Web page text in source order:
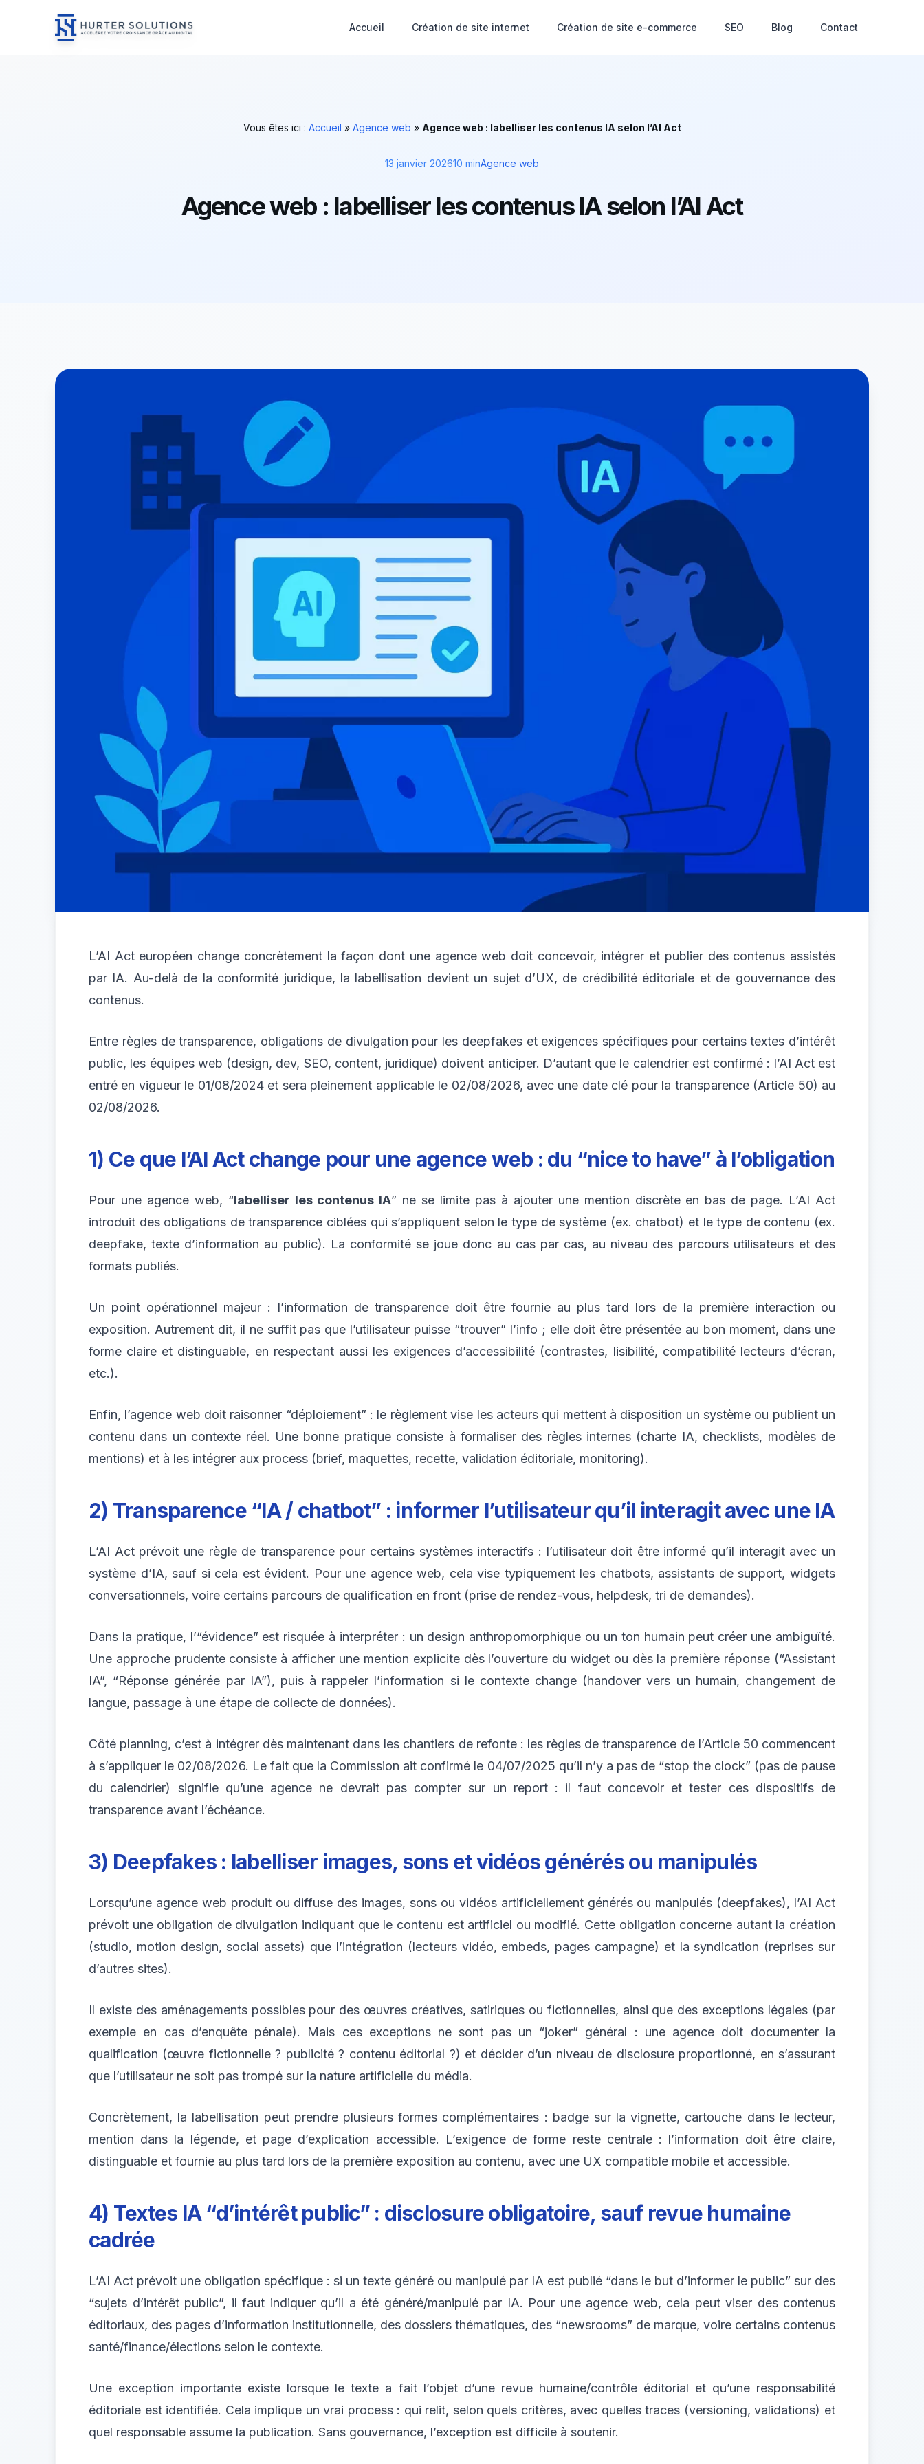
Accueil Création de site internet Création de site e-commerce SEO Blog Contact
Vous êtes ici : Accueil » Agence web » Agence web : labelliser les contenus IA selon l’AI Act
13 janvier 202610 minAgence web
Agence web : labelliser les contenus IA selon l’AI Act
L’AI Act européen change concrètement la façon dont une agence web doit concevoir, intégrer et publier des contenus assistés
par IA. Au-delà de la conformité juridique, la labellisation devient un sujet d’UX, de crédibilité éditoriale et de gouvernance des
contenus.
Entre règles de transparence, obligations de divulgation pour les deepfakes et exigences spécifiques pour certains textes d’intérêt
public, les équipes web (design, dev, SEO, content, juridique) doivent anticiper. D’autant que le calendrier est confirmé : l’AI Act est
entré en vigueur le 01/08/2024 et sera pleinement applicable le 02/08/2026, avec une date clé pour la transparence (Article 50) au
02/08/2026.
1) Ce que l’AI Act change pour une agence web : du “nice to have” à l’obligation
Pour une agence web, “labelliser les contenus IA” ne se limite pas à ajouter une mention discrète en bas de page. L’AI Act
introduit des obligations de transparence ciblées qui s’appliquent selon le type de système (ex. chatbot) et le type de contenu (ex.
deepfake, texte d’information au public). La conformité se joue donc au cas par cas, au niveau des parcours utilisateurs et des
formats publiés.
Un point opérationnel majeur : l’information de transparence doit être fournie au plus tard lors de la première interaction ou
exposition. Autrement dit, il ne suffit pas que l’utilisateur puisse “trouver” l’info ; elle doit être présentée au bon moment, dans une
forme claire et distinguable, en respectant aussi les exigences d’accessibilité (contrastes, lisibilité, compatibilité lecteurs d’écran,
etc.).
Enfin, l’agence web doit raisonner “déploiement” : le règlement vise les acteurs qui mettent à disposition un système ou publient un
contenu dans un contexte réel. Une bonne pratique consiste à formaliser des règles internes (charte IA, checklists, modèles de
mentions) et à les intégrer aux process (brief, maquettes, recette, validation éditoriale, monitoring).
2) Transparence “IA / chatbot” : informer l’utilisateur qu’il interagit avec une IA
L’AI Act prévoit une règle de transparence pour certains systèmes interactifs : l’utilisateur doit être informé qu’il interagit avec un
système d’IA, sauf si cela est évident. Pour une agence web, cela vise typiquement les chatbots, assistants de support, widgets
conversationnels, voire certains parcours de qualification en front (prise de rendez-vous, helpdesk, tri de demandes).
Dans la pratique, l’“évidence” est risquée à interpréter : un design anthropomorphique ou un ton humain peut créer une ambiguïté.
Une approche prudente consiste à afficher une mention explicite dès l’ouverture du widget ou dès la première réponse (“Assistant
IA”, “Réponse générée par IA”), puis à rappeler l’information si le contexte change (handover vers un humain, changement de
langue, passage à une étape de collecte de données).
Côté planning, c’est à intégrer dès maintenant dans les chantiers de refonte : les règles de transparence de l’Article 50 commencent
à s’appliquer le 02/08/2026. Le fait que la Commission ait confirmé le 04/07/2025 qu’il n’y a pas de “stop the clock” (pas de pause
du calendrier) signifie qu’une agence ne devrait pas compter sur un report : il faut concevoir et tester ces dispositifs de
transparence avant l’échéance.
3) Deepfakes : labelliser images, sons et vidéos générés ou manipulés
Lorsqu’une agence web produit ou diffuse des images, sons ou vidéos artificiellement générés ou manipulés (deepfakes), l’AI Act
prévoit une obligation de divulgation indiquant que le contenu est artificiel ou modifié. Cette obligation concerne autant la création
(studio, motion design, social assets) que l’intégration (lecteurs vidéo, embeds, pages campagne) et la syndication (reprises sur
d’autres sites).
Il existe des aménagements possibles pour des œuvres créatives, satiriques ou fictionnelles, ainsi que des exceptions légales (par
exemple en cas d’enquête pénale). Mais ces exceptions ne sont pas un “joker” général : une agence doit documenter la
qualification (œuvre fictionnelle ? publicité ? contenu éditorial ?) et décider d’un niveau de disclosure proportionné, en s’assurant
que l’utilisateur ne soit pas trompé sur la nature artificielle du média.
Concrètement, la labellisation peut prendre plusieurs formes complémentaires : badge sur la vignette, cartouche dans le lecteur,
mention dans la légende, et page d’explication accessible. L’exigence de forme reste centrale : l’information doit être claire,
distinguable et fournie au plus tard lors de la première exposition au contenu, avec une UX compatible mobile et accessible.
4) Textes IA “d’intérêt public” : disclosure obligatoire, sauf revue humaine
cadrée
L’AI Act prévoit une obligation spécifique : si un texte généré ou manipulé par IA est publié “dans le but d’informer le public” sur des
“sujets d’intérêt public”, il faut indiquer qu’il a été généré/manipulé par IA. Pour une agence web, cela peut viser des contenus
éditoriaux, des pages d’information institutionnelle, des dossiers thématiques, des “newsrooms” de marque, voire certains contenus
santé/finance/élections selon le contexte.
Une exception importante existe lorsque le texte a fait l’objet d’une revue humaine/contrôle éditorial et qu’une responsabilité
éditoriale est identifiée. Cela implique un vrai process : qui relit, selon quels critères, avec quelles traces (versioning, validations) et
quel responsable assume la publication. Sans gouvernance, l’exception est difficile à soutenir.